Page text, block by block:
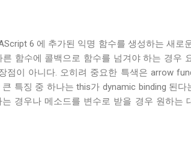
6 에 추가된 익명 함수를 생성하는 새로
함수에 콜백으로 함수를 넘겨야 하는 경우
점이 아니다. 오히려 중요한 특색은 arrow
특징 중 하나는 this가 dynamic binding 된
경우나 메소드를 변수로 받을 경우 원하는
6에서는 이런 경우에 => 을 이용하여 this 가